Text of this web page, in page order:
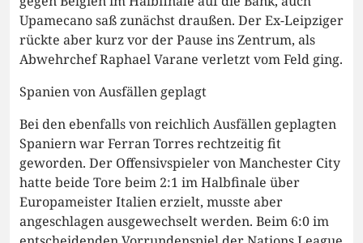
Upamecano saß zunächst draußen. Der Ex-Leipziger
rückte aber kurz vor der Pause ins Zentrum, als
Abwehrchef Raphael Varane verletzt vom Feld ging.
Spanien von Ausfällen geplagt
Bei den ebenfalls von reichlich Ausfällen geplagten
Spaniern war Ferran Torres rechtzeitig fit
geworden. Der Offensivspieler von Manchester City
hatte beide Tore beim 2:1 im Halbfinale über
Europameister Italien erzielt, musste aber
angeschlagen ausgewechselt werden. Beim 6:0 im